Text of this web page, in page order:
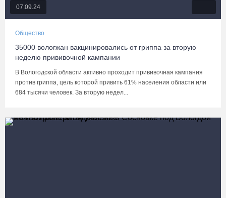
07.09.24
Общество
35000 вологжан вакцинировались от гриппа за вторую
неделю прививочной кампании
В Вологодской области активно проходит прививочная кампания
против гриппа, цель которой привить 61% населения области или
684 тысячи человек. За вторую недел...